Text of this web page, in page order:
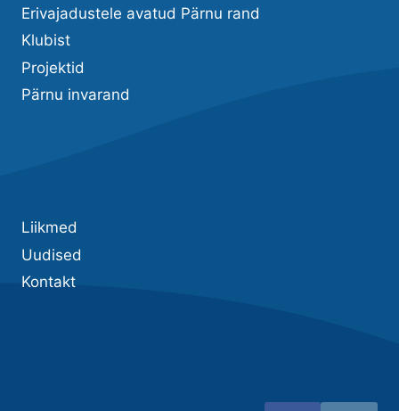
Erivajadustele avatud Pärnu rand
Klubist
Projektid
Pärnu invarand
Liikmed
Uudised
Kontakt